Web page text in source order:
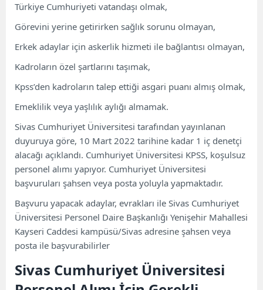
Türkiye Cumhuriyeti vatandaşı olmak,
Görevini yerine getirirken sağlık sorunu olmayan,
Erkek adaylar için askerlik hizmeti ile bağlantısı olmayan,
Kadroların özel şartlarını taşımak,
Kpss’den kadroların talep ettiği asgari puanı almış olmak,
Emeklilik veya yaşlılık aylığı almamak.
Sivas Cumhuriyet Üniversitesi tarafından yayınlanan
duyuruya göre, 10 Mart 2022 tarihine kadar 1 iç denetçi
alacağı açıklandı. Cumhuriyet Üniversitesi KPSS, koşulsuz
personel alımı yapıyor. Cumhuriyet Üniversitesi
başvuruları şahsen veya posta yoluyla yapmaktadır.
Başvuru yapacak adaylar, evrakları ile Sivas Cumhuriyet
Üniversitesi Personel Daire Başkanlığı Yenişehir Mahallesi
Kayseri Caddesi kampüsü/Sivas adresine şahsen veya
posta ile başvurabilirler
Sivas Cumhuriyet Üniversitesi